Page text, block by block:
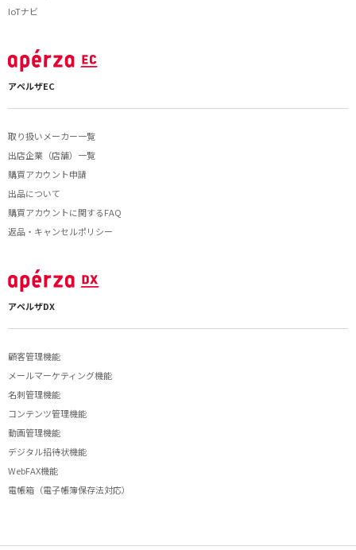
IoTナビ
アペルザEC
取り扱いメーカー一覧
出店企業（店舗）一覧
購買アカウント申請
出品について
購買アカウントに関するFAQ
返品・キャンセルポリシー
アペルザDX
顧客管理機能
メールマーケティング機能
名刺管理機能
コンテンツ管理機能
動画管理機能
デジタル招待状機能
WebFAX機能
電帳箱（電子帳簿保存法対応）